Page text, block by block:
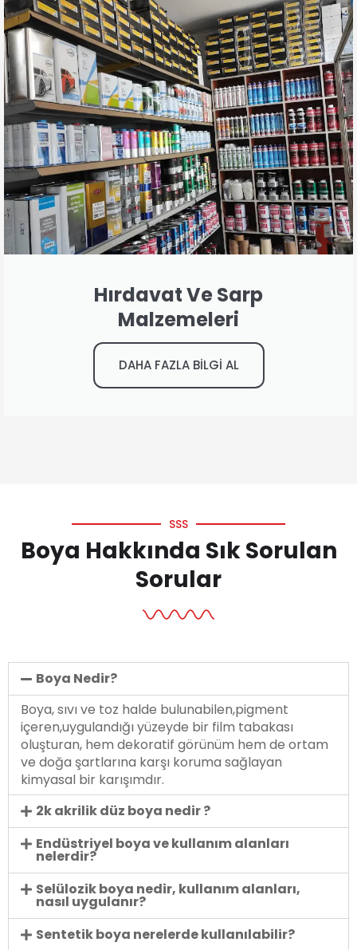
Hırdavat Ve Sarp
Malzemeleri
DAHA FAZLA BİLGİ AL
SSS
Boya Hakkında Sık Sorulan
Sorular
Boya Nedir?
Boya, sıvı ve toz halde bulunabilen,pigment
içeren,uygulandığı yüzeyde bir film tabakası
oluşturan, hem dekoratif görünüm hem de ortam
ve doğa şartlarına karşı koruma sağlayan
kimyasal bir karışımdır.
2k akrilik düz boya nedir ?
Endüstriyel boya ve kullanım alanları
nelerdir?
Selülozik boya nedir, kullanım alanları,
nasıl uygulanır?
Sentetik boya nerelerde kullanılabilir?